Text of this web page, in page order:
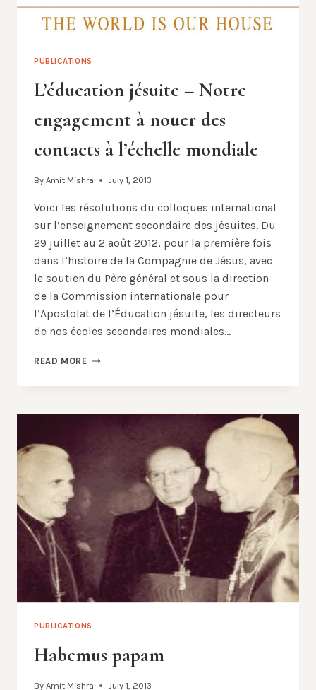
PUBLICATIONS
L’éducation jésuite – Notre
engagement à nouer des
contacts à l’échelle mondiale
By Amit Mishra July 1, 2013
Voici les résolutions du colloques international
sur l’enseignement secondaire des jésuites. Du
29 juillet au 2 août 2012, pour la première fois
dans l’histoire de la Compagnie de Jésus, avec
le soutien du Père général et sous la direction
de la Commission internationale pour
l’Apostolat de l’Éducation jésuite, les directeurs
de nos écoles secondaires mondiales…
READ MOREL’ÉDUCATION
ENGAGEMENT
L’ÉCHELLE
MONDIALE
PUBLICATIONS
Habemus papam
By Amit Mishra July 1, 2013